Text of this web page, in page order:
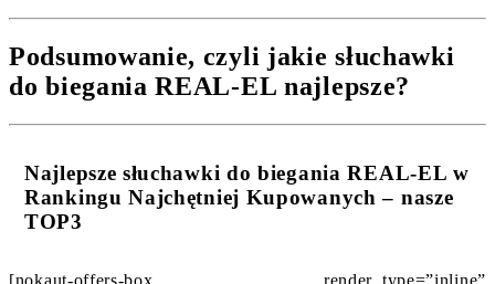
Podsumowanie, czyli jakie słuchawki
do biegania REAL-EL najlepsze?
Najlepsze słuchawki do biegania REAL-EL w
Rankingu Najchętniej Kupowanych – nasze
TOP3
[nokaut-offers-box render_type=”inline”